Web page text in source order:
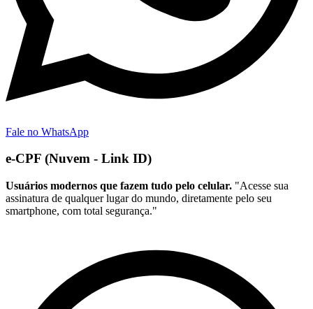
Fale no WhatsApp
e-CPF (Nuvem - Link ID)
Usuários modernos que fazem tudo pelo celular. "Acesse sua
assinatura de qualquer lugar do mundo, diretamente pelo seu
smartphone, com total segurança."